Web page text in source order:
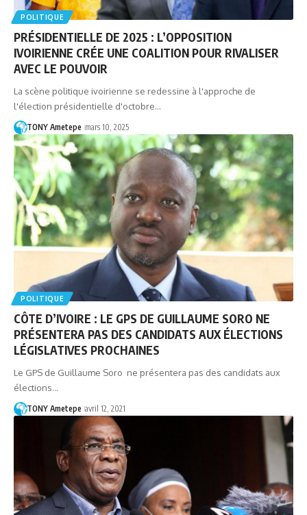
POLITIQUE
PRÉSIDENTIELLE DE 2025 : L’OPPOSITION
IVOIRIENNE CRÉE UNE COALITION POUR RIVALISER
AVEC LE POUVOIR
La scène politique ivoirienne se redessine à l'approche de
l'élection présidentielle d'octobre…
TONY Ametepe mars 10, 2025
POLITIQUE
CÔTE D’IVOIRE : LE GPS DE GUILLAUME SORO NE
PRÉSENTERA PAS DES CANDIDATS AUX ÉLECTIONS
LÉGISLATIVES PROCHAINES
Le GPS de Guillaume Soro ne présentera pas des candidats aux
élections…
TONY Ametepe avril 12, 2021